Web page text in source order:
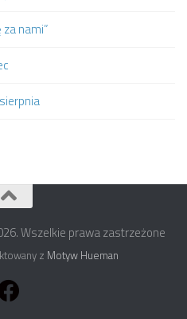
nami”
Wszelkie prawa zastrzeżone
z Motyw Hueman